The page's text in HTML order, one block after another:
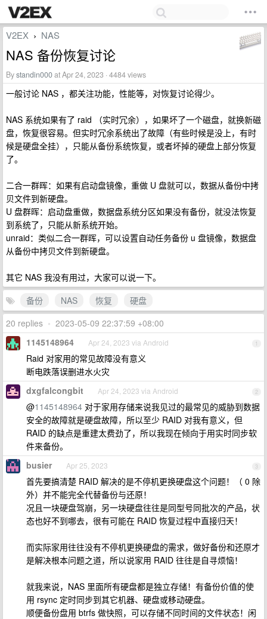
V2EX › NAS
NAS 备份恢复讨论
Bystandin000at Apr 24, 2023 · 4484 views
一般讨论 NAS ，都关注功能，性能等，对恢复讨论得少。
NAS 系统如果有了 raid （实时冗余），如果坏了一个磁盘，就换新磁
盘，恢复很容易。但实时冗余系统出了故障（有些时候是没上，有时
候是硬盘全挂），只能从备份系统恢复，或者坏掉的硬盘上部分恢复
了。
二合一群晖：如果有启动盘镜像，重做 U 盘就可以，数据从备份中拷
贝文件到新硬盘。
U 盘群晖：启动盘重做，数据盘系统分区如果没有备份，就没法恢复
到系统了，只能从新系统开始。
unraid：类似二合一群晖，可以设置自动任务备份 u 盘镜像，数据盘
从备份中拷贝文件到新硬盘。
其它 NAS 我没有用过，大家可以说一下。
备份
NAS 恢复
硬盘
20 replies • 2023-05-09 22:37:59 +08:00
1
1145148964 Apr 24, 2023 via Android
Raid 对家用的常见故障没有意义
断电跌落误删进水火灾
2
dxgfalcongbit Apr 24, 2023 via Android
@1145148964 对于家用存储来说我见过的最常见的威胁到数据
安全的故障就是硬盘故障，所以至少 RAID 对我有意义，但
RAID 的缺点是重建太费劲了，所以我现在倾向于用实时同步软
件来备份。
3
busier Apr 25, 2023
首先要搞清楚 RAID 解决的是不停机更换硬盘这个问题！（ 0 除
外）并不能完全代替备份与还原！
况且一块硬盘驾崩，另一块硬盘往往是同型号同批次的产品，状
态也好不到哪去，很有可能在 RAID 恢复过程中直接归天！
而实际家用往往没有不停机更换硬盘的需求，做好备份和还原才
是解决根本问题之道，所以说家用 RAID 往往是自寻烦恼！
就我来说，NAS 里面所有硬盘都是独立存储！有备份价值的使
用 rsync 定时同步到其它机器、硬盘或移动硬盘。
顺便备份盘用 btrfs 做快照，可以存储不同时间的文件状态！闲